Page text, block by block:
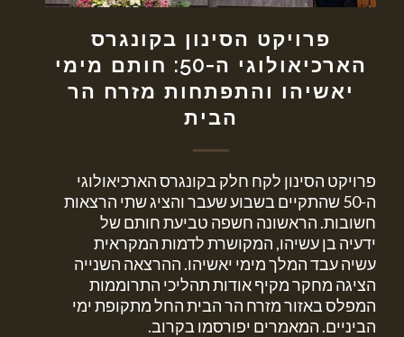
פרויקט הסינון בקונגרס
הארכיאולוגי ה-50: חותם מימי
יאשיהו והתפתחות מזרח הר
הבית
פרויקט הסינון לקח חלק בקונגרס הארכיאולוגי
ה-50 שהתקיים בשבוע שעבר והציג שתי הרצאות
חשובות. הראשונה חשפה טביעת חותם של
ידעיה בן עשיהו, המקושרת לדמות המקראית
עשיה עבד המלך מימי יאשיהו. ההרצאה השנייה
הציגה מחקר מקיף אודות תהליכי התרוממות
המפלס באזור מזרח הר הבית החל מתקופת ימי
הביניים. המאמרים יפורסמו בקרוב.